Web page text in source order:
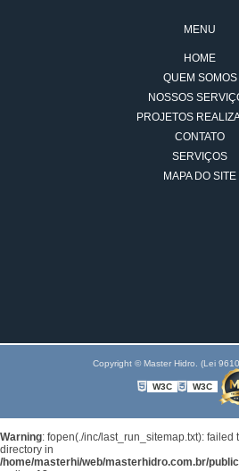
MENU
HOME
QUEM SOMOS
NOSSOS
PROJETOS
CONTATO
SERVIÇOS
MAPA DO SITE
Copyright © Master Hidro. (Lei
W3C W3C
Warning: fopen(./inc/last_run_sitemap.txt):
directory in
/home/masterhi/web/masterhidro.com.br/